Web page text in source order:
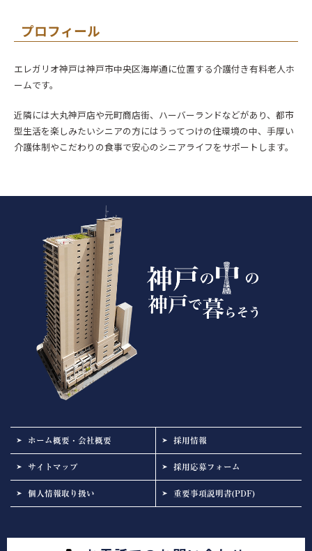
プロフィール
エレガリオ神戸は神戸市中央区海岸通に位置する介護付き有料老人ホ
ームです。
近隣には大丸神戸店や元町商店街、ハーバーランドなどがあり、都市
型生活を楽しみたいシニアの方にはうってつけの住環境の中、手厚い
介護体制やこだわりの食事で安心のシニアライフをサポートします。
ホーム概要・会社概要 採用情報
サイトマップ 採用応募フォーム
個人情報取り扱い 重要事項説明書(PDF)